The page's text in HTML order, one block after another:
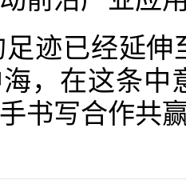
足迹已经延
，在这条
书写合作共